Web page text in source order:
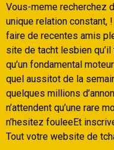
Vous-meme recherchez
unique relation constant,
faire de recentes amis
site de tacht lesbien
qu’un fondamental
quel aussitot de la
quelques millions
n’attendent qu’une rare
n’hesitez fouleeEt
Tout votre website de